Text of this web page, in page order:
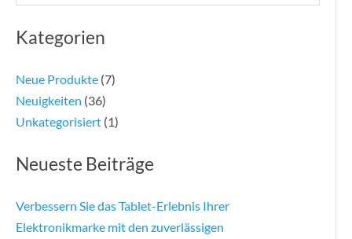
nach:
Kategorien
Neue Produkte (7)
Neuigkeiten (36)
Unkategorisiert (1)
Neueste Beiträge
Verbessern Sie das Tablet-Erlebnis Ihrer
Elektronikmarke mit den zuverlässigen